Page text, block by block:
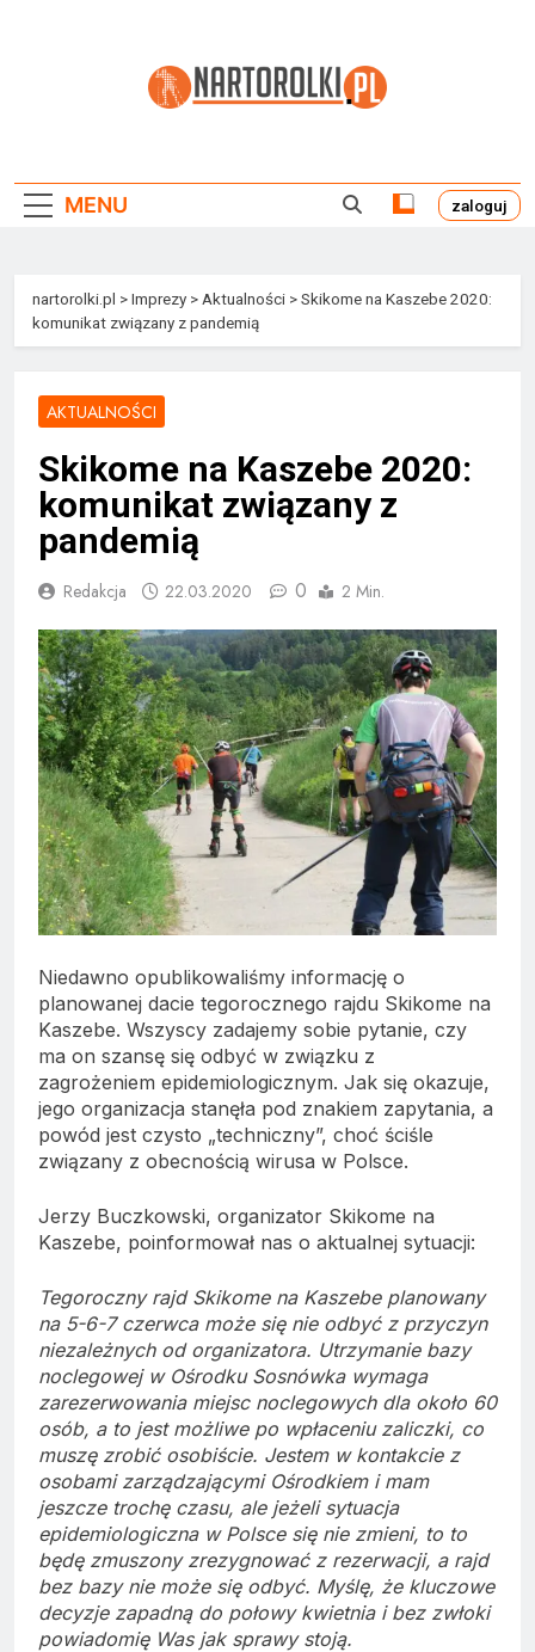
MENU zaloguj
nartorolki.pl >Imprezy > Aktualności >Skikome na Kaszebe 2020:
komunikat związany z pandemią
AKTUALNOŚCI
Skikome na Kaszebe 2020:
komunikat związany z
pandemią
Redakcja 22.03.2020 0 2 Min.
Niedawno opublikowaliśmy informację o
planowanej dacie tegorocznego rajdu Skikome na
Kaszebe. Wszyscy zadajemy sobie pytanie, czy
ma on szansę się odbyć w związku z
zagrożeniem epidemiologicznym. Jak się okazuje,
jego organizacja stanęła pod znakiem zapytania, a
powód jest czysto „techniczny”, choć ściśle
związany z obecnością wirusa w Polsce.
Jerzy Buczkowski, organizator Skikome na
Kaszebe, poinformował nas o aktualnej sytuacji:
Tegoroczny rajd Skikome na Kaszebe planowany
na 5-6-7 czerwca może się nie odbyć z przyczyn
niezależnych od organizatora. Utrzymanie bazy
noclegowej w Ośrodku Sosnówka wymaga
zarezerwowania miejsc noclegowych dla około 60
osób, a to jest możliwe po wpłaceniu zaliczki, co
muszę zrobić osobiście. Jestem w kontakcie z
osobami zarządzającymi Ośrodkiem i mam
jeszcze trochę czasu, ale jeżeli sytuacja
epidemiologiczna w Polsce się nie zmieni, to to
będę zmuszony zrezygnować z rezerwacji, a rajd
bez bazy nie może się odbyć. Myślę, że kluczowe
decyzje zapadną do połowy kwietnia i bez zwłoki
powiadomię Was jak sprawy stoją.